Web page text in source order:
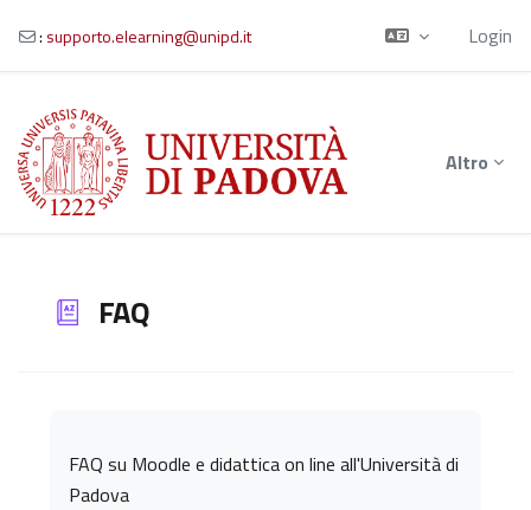
Vai al contenuto principale
: supporto.elearning@unipd.it Login
Altro
FAQ
FAQ su Moodle e didattica on line all'Università di
Padova